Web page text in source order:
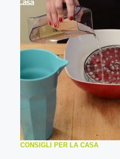
CONSIGLI PER LA CASA